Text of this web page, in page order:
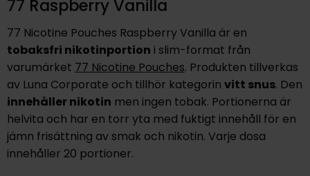
77 Raspberry Vanilla
77 Nicotine Pouches Raspberry Vanilla är en
tobaksfri nikotinportion i slim-format från
varumärket 77 Nicotine Pouches. Produkten tillverkas
av Luna Corporate och tillhör kategorin vitt snus. Den
innehåller nikotin men ingen tobak. Portionerna är
helvita och har en torr yta med fuktigt innehåll för en
jämn frisättning av smak och nikotin. Varje dosa
innehåller 20 portioner.